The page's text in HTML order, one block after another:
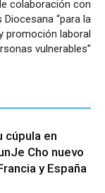
colaboración con
Diocesana “para la
promoción laboral
vulnerables”
cúpula en
Cho nuevo
y España